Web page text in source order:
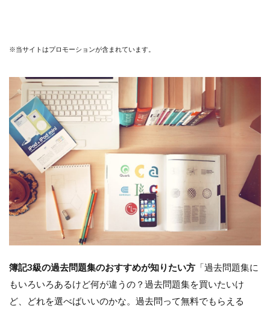
※当サイトはプロモーションが含まれています。
簿記3級の過去問題集のおすすめが知りたい方 「過去問題集に
もいろいろあるけど何が違うの？過去問題集を買いたいけ
ど、どれを選べばいいのかな。過去問って無料でもらえる